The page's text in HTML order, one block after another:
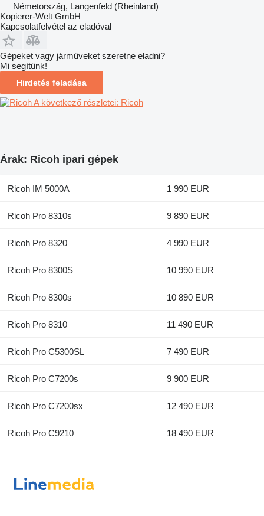
Németország, Langenfeld (Rheinland)
Kopierer-Welt GmbH
Kapcsolatfelvétel az eladóval
Gépeket vagy járműveket szeretne eladni?
Mi segítünk!
Hirdetés feladása
A következő részletei: Ricoh
Árak: Ricoh ipari gépek
Ricoh IM 5000A 1 990 EUR
Ricoh Pro 8310s 9 890 EUR
Ricoh Pro 8320 4 990 EUR
Ricoh Pro 8300S 10 990 EUR
Ricoh Pro 8300s 10 890 EUR
Ricoh Pro 8310 11 490 EUR
Ricoh Pro C5300SL 7 490 EUR
Ricoh Pro C7200s 9 900 EUR
Ricoh Pro C7200sx 12 490 EUR
Ricoh Pro C9210 18 490 EUR